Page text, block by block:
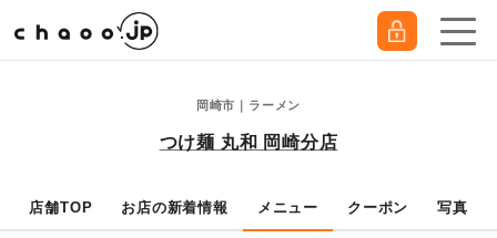
岡崎市｜ラーメン
つけ麺 丸和 岡崎分店
店舗TOP お店の新着情報 メニュー クーポン 写真